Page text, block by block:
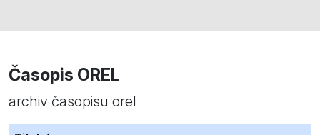
Časopis OREL
archiv časopisu orel